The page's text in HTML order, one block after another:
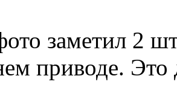
заметил 2
приводе. Это